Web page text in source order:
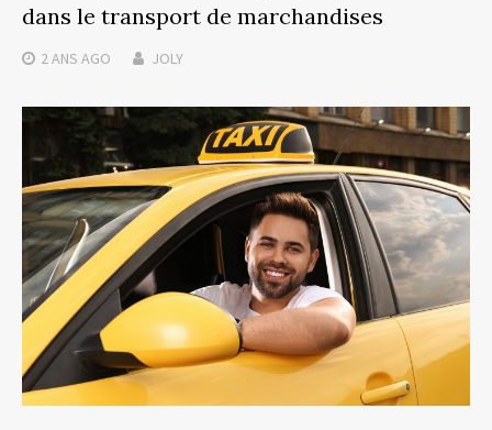
dans le transport de marchandises
2 ANS AGO JOLY